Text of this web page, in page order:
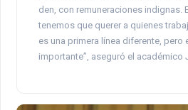
den, con remuneraciones indignas.
tenemos que querer a quienes
es una primera línea diferente, pero
importante”, aseguró el académico